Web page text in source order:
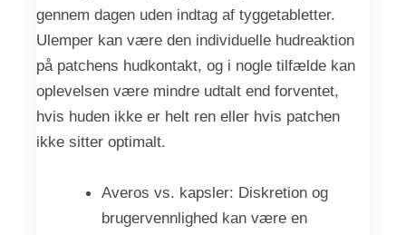
gennem dagen uden indtag af tyggetabletter.
Ulemper kan være den individuelle hudreaktion
på patchens hudkontakt, og i nogle tilfælde kan
oplevelsen være mindre udtalt end forventet,
hvis huden ikke er helt ren eller hvis patchen
ikke sitter optimalt.
Averos vs. kapsler: Diskretion og
brugervennlighed kan være en